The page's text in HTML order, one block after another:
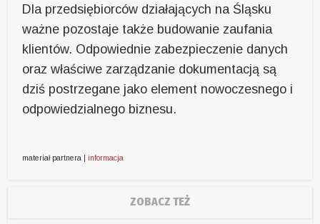
Dla przedsiębiorców działających na Śląsku
ważne pozostaje także budowanie zaufania
klientów. Odpowiednie zabezpieczenie danych
oraz właściwe zarządzanie dokumentacją są
dziś postrzegane jako element nowoczesnego i
odpowiedzialnego biznesu.
materiał partnera | informacja
ZOBACZ TEŻ